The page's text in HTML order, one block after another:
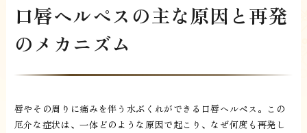
口唇ヘルペスの主な原因と再発
のメカニズム
唇やその周りに痛みを伴う水ぶくれができる口唇ヘルペス。この
厄介な症状は、一体どのような原因で起こり、なぜ何度も再発し